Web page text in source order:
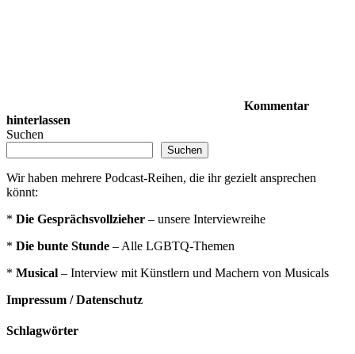
Kommentar
hinterlassen
Suchen
Suchen
Wir haben mehrere Podcast-Reihen, die ihr gezielt ansprechen
könnt:
* Die Gesprächsvollzieher – unsere Interviewreihe
* Die bunte Stunde – Alle LGBTQ-Themen
* Musical – Interview mit Künstlern und Machern von Musicals
Impressum / Datenschutz
Schlagwörter